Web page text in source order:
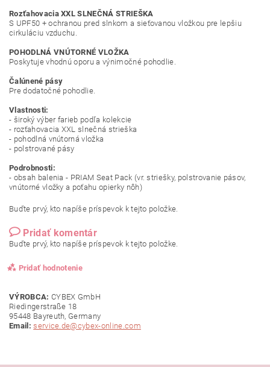
Rozťahovacia XXL SLNEČNÁ STRIEŠKA
S UPF50 + ochranou pred slnkom a sieťovanou vložkou pre lepšiu
cirkuláciu vzduchu.
POHODLNÁ VNÚTORNÉ VLOŽKA
Poskytuje vhodnú oporu a výnimočné pohodlie.
Čalúnené pásy
Pre dodatočné pohodlie.
Vlastnosti:
- široký výber farieb podľa kolekcie
- rozťahovacia XXL slnečná strieška
- pohodlná vnútorná vložka
- polstrované pásy
Podrobnosti:
- obsah balenia - PRIAM Seat Pack (vr. striešky, polstrovanie pásov,
vnútorné vložky a poťahu opierky nôh)
Buďte prvý, kto napíše príspevok k tejto položke.
Pridať komentár
Buďte prvý, kto napíše príspevok k tejto položke.
Pridať hodnotenie
VÝROBCA: CYBEX GmbH
Riedingerstraße 18
95448 Bayreuth, Germany
Email: service.de@cybex-online.com